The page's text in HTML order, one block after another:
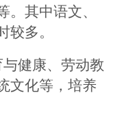
其中语文、
多。
与健康、劳动教
文化等，培养